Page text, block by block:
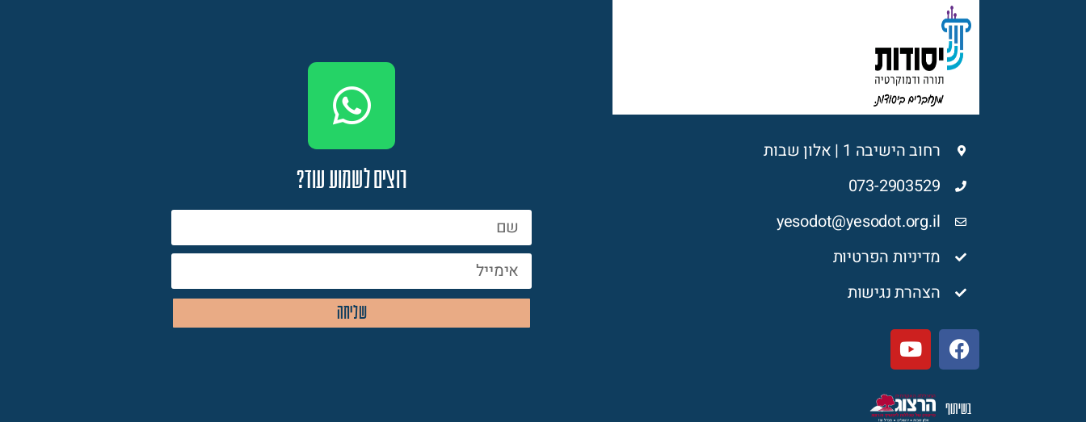
רחוב הישיבה 1 | אלון שבות
073-2903529
yesodot@yesodot.org.il
מדיניות הפרטיות
הצהרת נגישות
בשיתוף
רוצים לשמוע עוד?
שליחה